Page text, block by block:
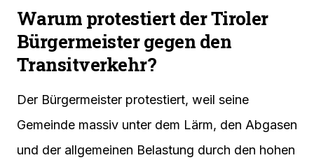
Warum protestiert der Tiroler
Bürgermeister gegen den
Transitverkehr?
Der Bürgermeister protestiert, weil seine
Gemeinde massiv unter dem Lärm, den Abgasen
und der allgemeinen Belastung durch den hohen